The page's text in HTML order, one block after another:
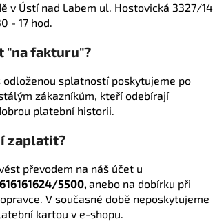
v Ústí nad Labem ul. Hostovická 3327/14
- 17 hod.
"na fakturu"?
odloženou splatností poskytujeme po
zákazníkům, kteří odebírají
platební historii.
zaplatit?
převodem na náš účet u
5500, anebo na dobírku při
V současné době neposkytujeme
kartou v e-shopu.
HLEDAT